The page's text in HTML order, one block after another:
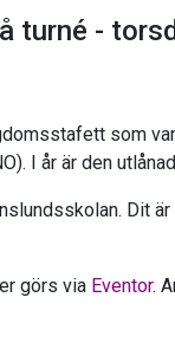
turné -
som
I år är den
Dit
görs via Eventor.